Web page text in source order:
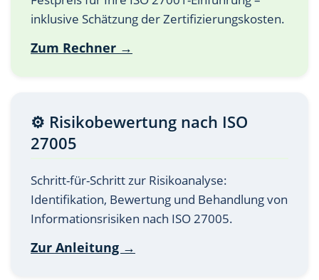
inklusive Schätzung der Zertifizierungskosten.
Zum Rechner →
⚙️ Risikobewertung nach ISO
27005
Schritt-für-Schritt zur Risikoanalyse:
Identifikation, Bewertung und Behandlung von
Informationsrisiken nach ISO 27005.
Zur Anleitung →